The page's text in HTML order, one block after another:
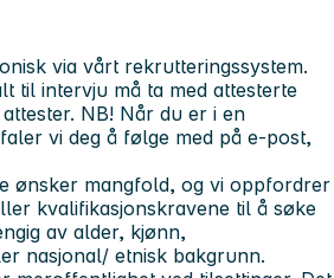
via vårt rekrutteringssystem.
til intervju må ta med attesterte
NB! Når du er i en
vi deg å følge med på e-post,
ønsker mangfold, og vi oppfordrer
kvalifikasjonskravene til å søke
av alder, kjønn,
nasjonal/ etnisk bakgrunn.